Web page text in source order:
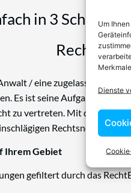
Um
Dienste
in 3
/ eine zugelassen
Es ist seine Aufgabe,
zu vertreten. Mit diesem
Rechtsnormen
Ihrem Gebiet
gefiltert durch das